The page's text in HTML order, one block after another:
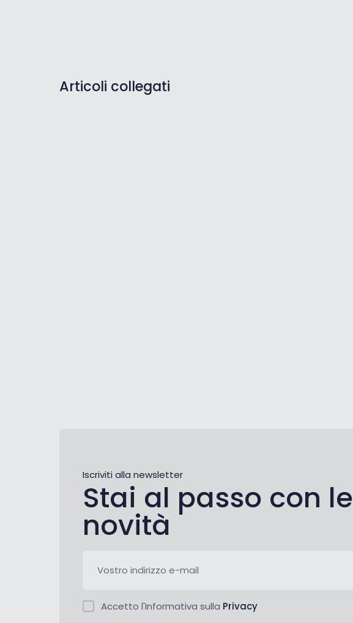
Articoli collegati
Iscriviti alla newsletter
Stai al passo con le
novità
Accetto l'Informativa sulla Privacy